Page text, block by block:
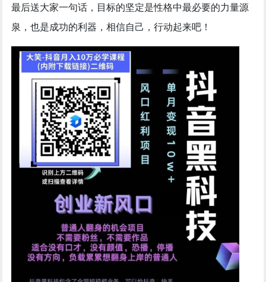
最后送大家一句话，目标的坚定是性格中最必要的力量源
泉，也是成功的利器，相信自己，行动起来吧！